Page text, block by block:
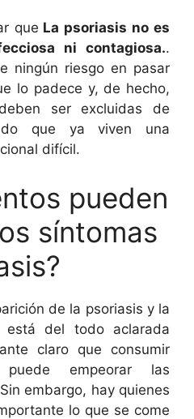
que La psoriasis no es
ni contagiosa..
ningún riesgo en pasar
lo padece y, de hecho,
ser excluidas de
que ya viven una
difícil.
pueden
síntomas
de la psoriasis y la
está del todo aclarada
claro que consumir
puede empeorar las
embargo, hay quienes
lo que se come